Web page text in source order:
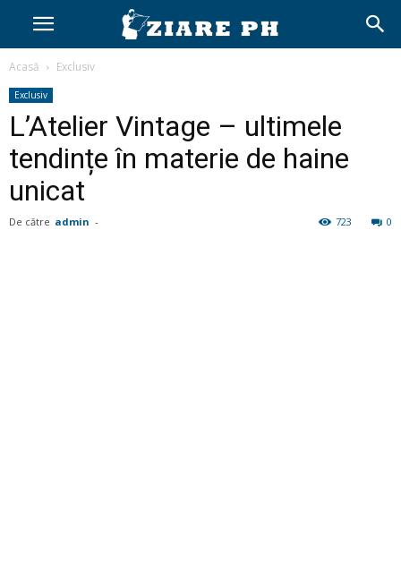
Acasă Exclusiv
Exclusiv
L’Atelier Vintage – ultimele
tendințe în materie de haine
unicat
De către admin - 0
723